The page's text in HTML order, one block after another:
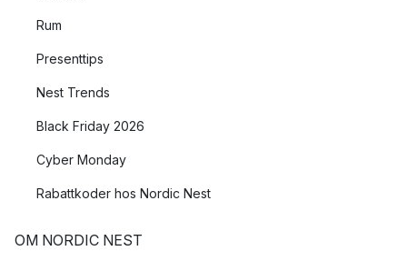
Rum
Presenttips
Nest Trends
Black Friday 2026
Cyber Monday
Rabattkoder hos Nordic Nest
OM NORDIC NEST